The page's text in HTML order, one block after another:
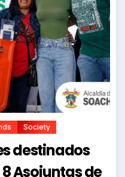
Society
destinados
Asojuntas de